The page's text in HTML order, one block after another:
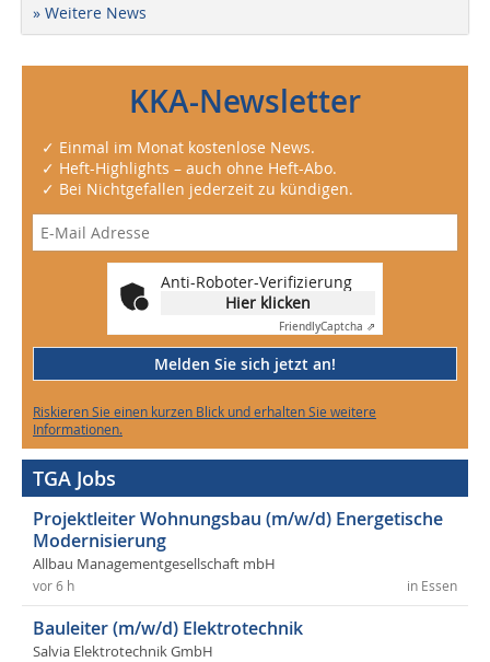
» Weitere News
KKA-Newsletter
✓ Einmal im Monat kostenlose News.
✓ Heft-Highlights – auch ohne Heft-Abo.
✓ Bei Nichtgefallen jederzeit zu kündigen.
Anti-Roboter-Verifizierung
Hier klicken
FriendlyCaptcha ⇗
Melden Sie sich jetzt an!
Riskieren Sie einen kurzen Blick und erhalten Sie weitere
Informationen.
TGA Jobs
Projektleiter Wohnungsbau (m/w/d) Energetische
Modernisierung
Allbau Managementgesellschaft mbH
in Essen
vor 6 h
Bauleiter (m/w/d) Elektrotechnik
Salvia Elektrotechnik GmbH